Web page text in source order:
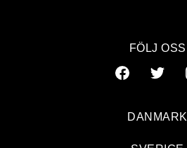
FÖLJ OSS
DANMARK